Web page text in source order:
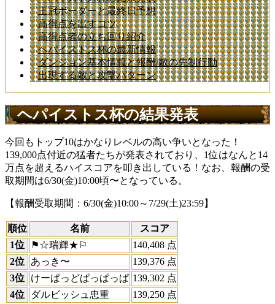
王冠ボーダーと最終日予想
高得点を出すコツ
高得点者の立ち回り紹介
ヘパイストス杯の最新情報
ダンジョン基本情報と報酬/敵の先制行動
出現する敵と攻撃パターン
ヘパイストス杯の結果発表
今回もトップ10はかなりレベルの高い争いとなった！
139,000点付近の猛者たちが発表されており、1位はなんと14
万点を超えるハイスコアを叩き出している！なお、報酬の受
取期間は6/30(金)10:00頃〜となっている。
【報酬受取期間：6/30(金)10:00～7/29(土)23:59】
順位 名前
スコア
1位
⚑☆瑞輝★⚐
140,408 点
2位
あっき〜
139,376 点
3位
けーぱっどぱっぱっぱ 139,302 点
4位
ダルビッシュ忠重
139,250 点